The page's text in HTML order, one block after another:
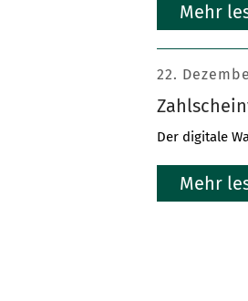
Mehr
Der digitale
22.
Mehr